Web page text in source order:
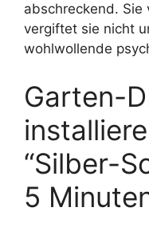
abschreckend.
vergiftet sie nicht
wohlwollende
Garten-
“Silber-
5